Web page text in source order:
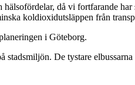
då vi fortfarande
koldioxidutsläppen från
i Göteborg.
De tystare